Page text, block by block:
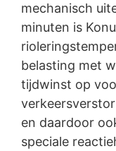
mechanisch
minuten is
belasting met
tijdwinst op
en daardoor
speciale
U kunt de
Analytics
klikken. Er wordt
toekomstige
bezoek aan deze
Google Analytics
Meer informatie
de verklaring
Google: